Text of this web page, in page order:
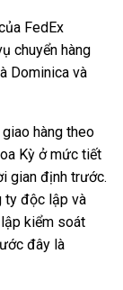
FedEx
chuyển hàng
Dominica và
giao hàng theo
Kỳ ở mức tiết
gian định trước.
ty độc lập và
kiểm soát
đây là